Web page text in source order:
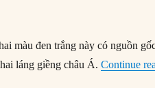
màu đen trắng này có nguồn
láng giềng châu Á.Continue